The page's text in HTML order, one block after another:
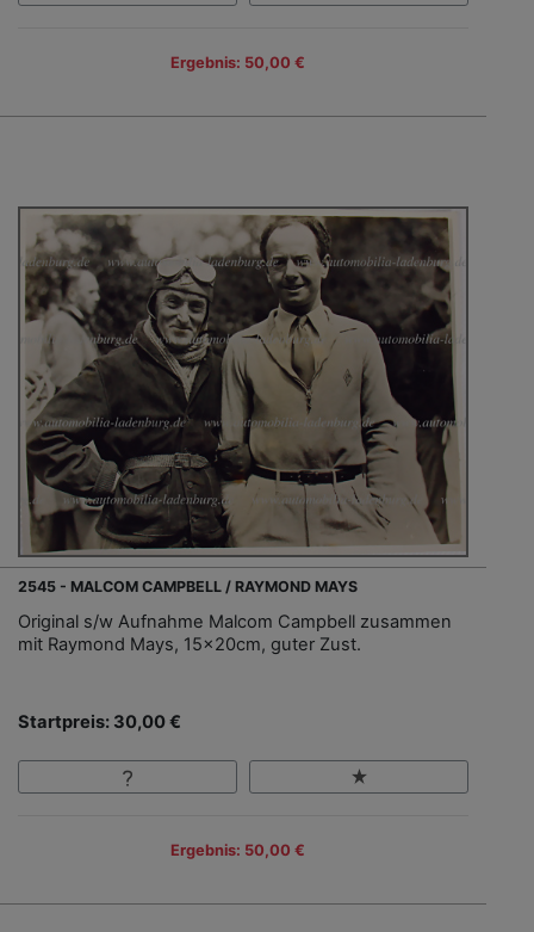
Ergebnis: 50,00 €
2545 - MALCOM CAMPBELL / RAYMOND MAYS
Original s/w Aufnahme Malcom Campbell zusammen
mit Raymond Mays, 15x20cm, guter Zust.
Startpreis: 30,00 €
Ergebnis: 50,00 €